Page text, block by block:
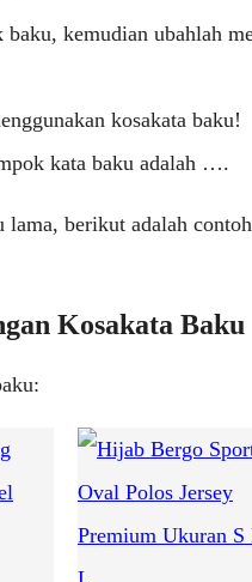
kemudian ubahlah
kosakata baku!
kata baku adalah ….
berikut adalah
Kosakata Baku